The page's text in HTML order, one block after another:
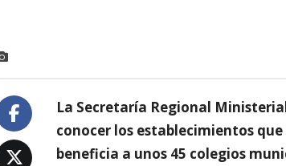
La Secretaría Regional
conocer los establecimientos
beneficia a unos 45 colegios